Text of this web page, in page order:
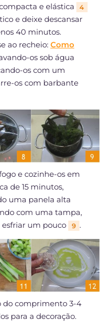
e elástica 4
e deixe descansar
40 minutos.
ao recheio: Como
os sob água
os com um
os com barbante
e cozinhe-os em
de 15 minutos,
uma panela alta
com uma tampa,
esfriar um pouco
9 .
do comprimento 3-4
para a decoração.